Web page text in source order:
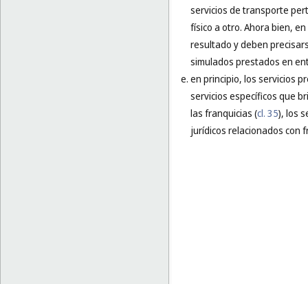
servicios de transporte
físico a otro. Ahora bien,
resultado y deben
simulados prestados en
en principio, los servicios
servicios específicos que
las franquicias (cl. 35), los
jurídicos relacionados con